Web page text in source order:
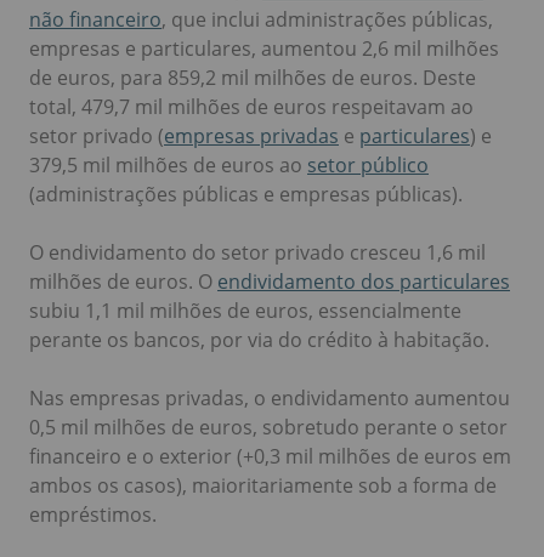
não financeiro, que inclui administrações públicas,
empresas e particulares, aumentou 2,6 mil milhões
de euros, para 859,2 mil milhões de euros. Deste
total, 479,7 mil milhões de euros respeitavam ao
setor privado (empresas privadas e particulares) e
379,5 mil milhões de euros ao setor público
(administrações públicas e empresas públicas).
O endividamento do setor privado cresceu 1,6 mil
milhões de euros. O endividamento dos particulares
subiu 1,1 mil milhões de euros, essencialmente
perante os bancos, por via do crédito à habitação.
Nas empresas privadas, o endividamento aumentou
0,5 mil milhões de euros, sobretudo perante o setor
financeiro e o exterior (+0,3 mil milhões de euros em
ambos os casos), maioritariamente sob a forma de
empréstimos.